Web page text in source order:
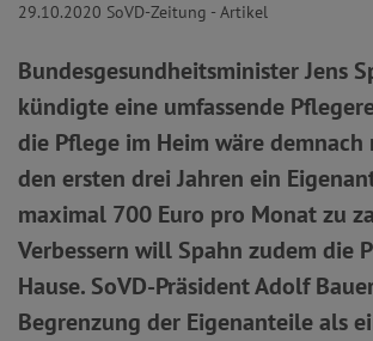
29.10.2020 SoVD-Zeitung - Artikel
Bundesgesundheitsminister Jens
kündigte eine umfassende
die Pflege im Heim wäre
den ersten drei Jahren ein
maximal 700 Euro pro Monat zu
Verbessern will Spahn zudem die
Hause. SoVD-Präsident Adolf
Begrenzung der Eigenanteile als